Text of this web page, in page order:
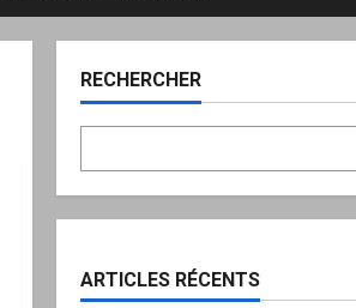
RECHERCHER
ARTICLES RÉCENTS